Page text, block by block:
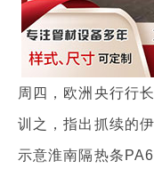
周四，欧洲央行行
训之，指出抓续的
示意淮南隔热条